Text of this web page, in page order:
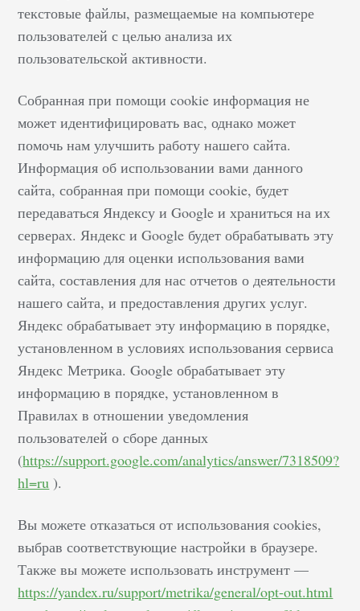
текстовые файлы, размещаемые на компьютере
пользователей с целью анализа их
пользовательской активности.
Собранная при помощи cookie информация не
может идентифицировать вас, однако может
помочь нам улучшить работу нашего сайта.
Информация об использовании вами данного
сайта, собранная при помощи cookie, будет
передаваться Яндексу и Google и храниться на их
серверах. Яндекс и Google будет обрабатывать эту
информацию для оценки использования вами
сайта, составления для нас отчетов о деятельности
нашего сайта, и предоставления других услуг.
Яндекс обрабатывает эту информацию в порядке,
установленном в условиях использования сервиса
Яндекс Метрика. Google обрабатывает эту
информацию в порядке, установленном в
Правилах в отношении уведомления
пользователей о сборе данных
(https://support.google.com/analytics/answer/7318509?
hl=ru ).
Вы можете отказаться от использования cookies,
выбрав соответствующие настройки в браузере.
Также вы можете использовать инструмент —
https://yandex.ru/support/metrika/general/opt-out.html